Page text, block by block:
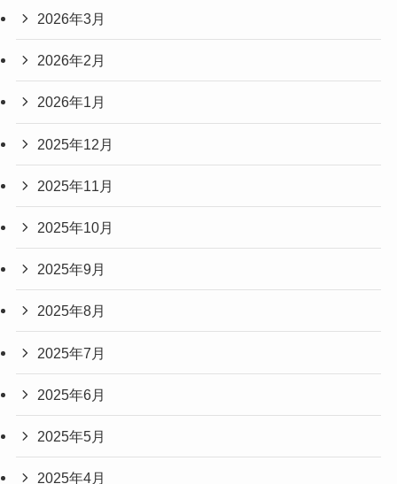
2026年3月
2026年2月
2026年1月
2025年12月
2025年11月
2025年10月
2025年9月
2025年8月
2025年7月
2025年6月
2025年5月
2025年4月